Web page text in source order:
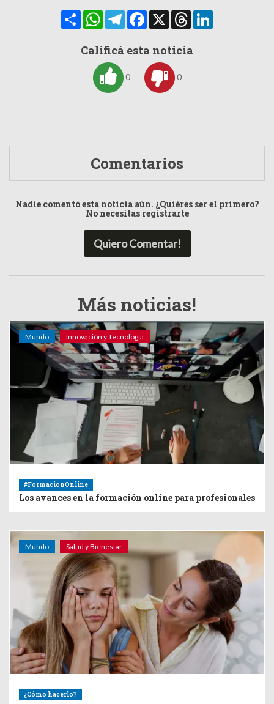
CompartirWhatsAppTelegramFacebook
X Threads
Calificá esta noticia
0 0
Comentarios
Nadie comentó esta noticia aún. ¿Quiéres ser el primero?
No necesitas registrarte
Quiero Comentar!
Más noticias!
Mundo Innovación y Tecnología
#FormacionOnline
Los avances en la formación online para profesionales
Mundo Salud y Bienestar
¿Cómo hacerlo?